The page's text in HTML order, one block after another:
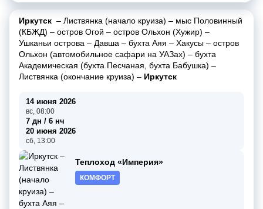
Иркутск – Листвянка (начало круиза) – мыс Половинный
(КБЖД) – остров Огой – остров Ольхон (Хужир) –
Ушканьи острова – Давша – бухта Аяя – Хакусы – остров
Ольхон (автомобильное сафари на УАЗах) – бухта
Академическая (бухта Песчаная, бухта Бабушка) –
Листвянка (окончание круиза) – Иркутск
14 июня 2026
вс, 08:00
7 дн / 6 нч
20 июня 2026
сб, 13:00
Теплоход «Империя»
КОМФОРТ